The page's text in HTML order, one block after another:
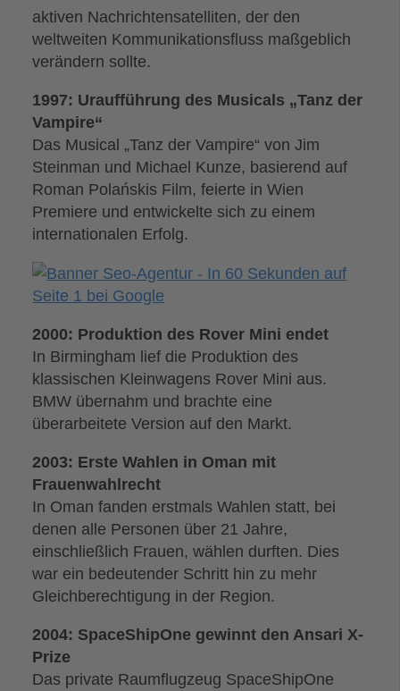
aktiven Nachrichtensatelliten, der den
weltweiten Kommunikationsfluss maßgeblich
verändern sollte.
1997: Uraufführung des Musicals „Tanz der
Vampire“
Das Musical „Tanz der Vampire“ von Jim
Steinman und Michael Kunze, basierend auf
Roman Polańskis Film, feierte in Wien
Premiere und entwickelte sich zu einem
internationalen Erfolg.
2000: Produktion des Rover Mini endet
In Birmingham lief die Produktion des
klassischen Kleinwagens Rover Mini aus.
BMW übernahm und brachte eine
überarbeitete Version auf den Markt.
2003: Erste Wahlen in Oman mit
Frauenwahlrecht
In Oman fanden erstmals Wahlen statt, bei
denen alle Personen über 21 Jahre,
einschließlich Frauen, wählen durften. Dies
war ein bedeutender Schritt hin zu mehr
Gleichberechtigung in der Region.
2004: SpaceShipOne gewinnt den Ansari X-
Prize
Das private Raumflugzeug SpaceShipOne